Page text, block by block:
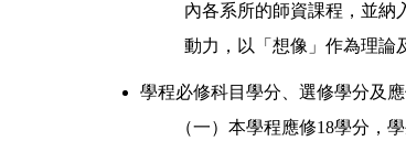
內各系所的師資課程，並納
動力，以「想像」作為理論
學程必修科目學分、選修學分及
（一）本學程應修18學分，